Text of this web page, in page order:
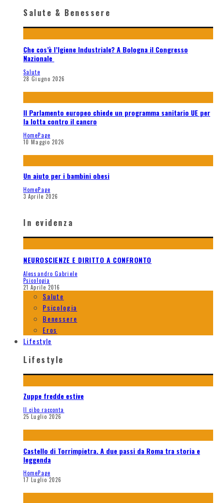
Salute & Benessere
Che cos’è l’Igiene Industriale? A Bologna il Congresso
Nazionale
Salute
28 Giugno 2026
Il Parlamento europeo chiede un programma sanitario UE per
la lotta contro il cancro
HomePage
10 Maggio 2026
Un aiuto per i bambini obesi
HomePage
3 Aprile 2026
In evidenza
NEUROSCIENZE E DIRITTO A CONFRONTO
Alessandro Gabriele
Psicologia
21 Aprile 2016
Salute
Psicologia
Benessere
Eros
Lifestyle
Lifestyle
Zuppe fredde estive
Il cibo racconta
25 Luglio 2026
Castello di Torrimpietra. A due passi da Roma tra storia e
leggenda
HomePage
17 Luglio 2026